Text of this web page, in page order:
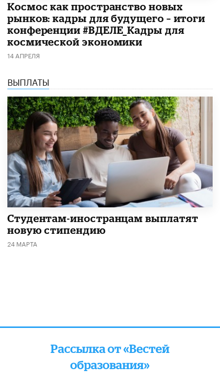
Космос как пространство новых
рынков: кадры для будущего – итоги
конференции #ВДЕЛЕ_Кадры для
космической экономики
14 АПРЕЛЯ
ВЫПЛАТЫ
Студентам-иностранцам выплатят
новую стипендию
24 МАРТА
Рассылка от «Вестей
образования»